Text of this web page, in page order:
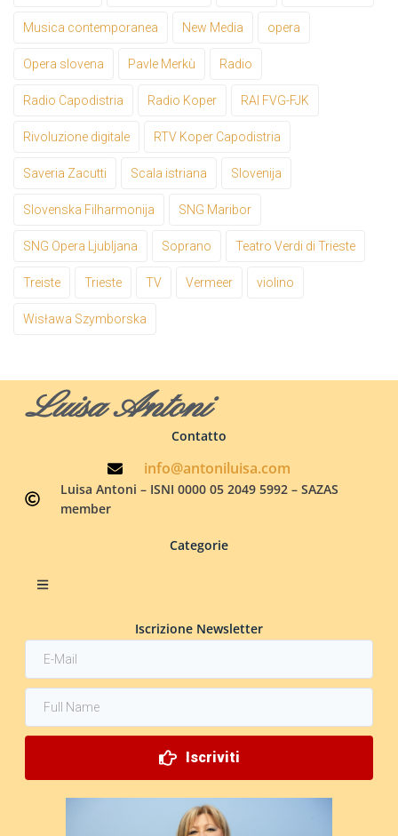
Musica contemporanea New Media opera
Opera slovena Pavle Merkù Radio
Radio Capodistria Radio Koper RAI FVG-FJK
Rivoluzione digitale RTV Koper Capodistria
Saveria Zacutti Scala istriana Slovenija
Slovenska Filharmonija SNG Maribor
SNG Opera Ljubljana Soprano Teatro Verdi di Trieste
Treiste Trieste TV Vermeer violino
Wisława Szymborska
Luisa Antoni
Contatto
info@antoniluisa.com
Luisa Antoni – ISNI 0000 05 2049 5992 – SAZAS
member
Categorie
Iscrizione Newsletter
Iscriviti